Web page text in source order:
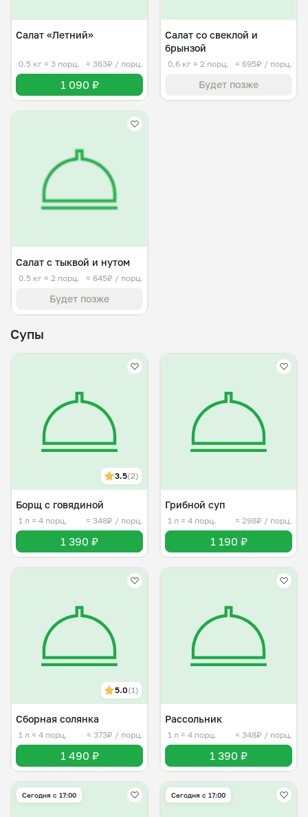
Салат «Летний»
0.5 кг ≈ 3 порц. ≈ 363₽ / порц.
1 090 ₽
Салат со свеклой и
брынзой
0.6 кг ≈ 2 порц. ≈ 695₽ / порц.
Будет позже
Салат с тыквой и нутом
0.5 кг ≈ 2 порц. ≈ 645₽ / порц.
Будет позже
Супы
3.5(2)
Борщ с говядиной
1 л ≈ 4 порц. ≈ 348₽ / порц.
1 390 ₽
Грибной суп
1 л ≈ 4 порц. ≈ 298₽ / порц.
1 190 ₽
5.0(1)
Сборная солянка
1 л ≈ 4 порц. ≈ 373₽ / порц.
1 490 ₽
Рассольник
1 л ≈ 4 порц. ≈ 348₽ / порц.
1 390 ₽
Сегодня с 17:00 Сегодня с 17:00